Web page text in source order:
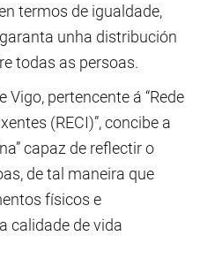
termos de igualdade,
unha distribución
todas as persoas.
Vigo, pertencente á “Rede
(RECI)”, concibe a
capaz de reflectir o
de tal maneira que
físicos e
calidade de vida